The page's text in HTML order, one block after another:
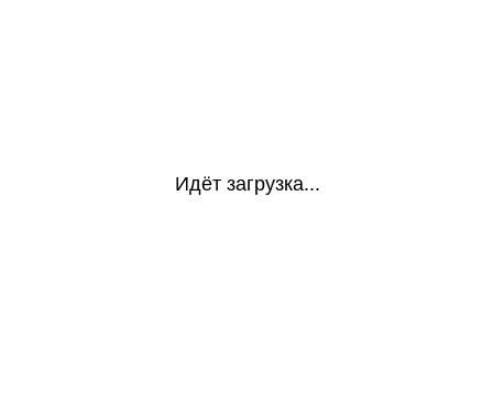
Идёт загрузка...